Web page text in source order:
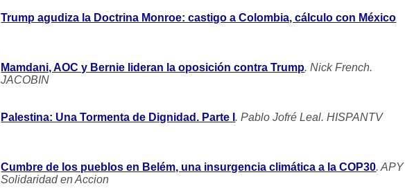
Trump agudiza la Doctrina Monroe: castigo a Colombia, cálculo con México
Mamdani, AOC y Bernie lideran la oposición contra Trump. Nick French.
JACOBIN
Palestina: Una Tormenta de Dignidad. Parte I . Pablo Jofré Leal. HISPANTV
Cumbre de los pueblos en Belém, una insurgencia climática a la COP30. APY
Solidaridad en Accion